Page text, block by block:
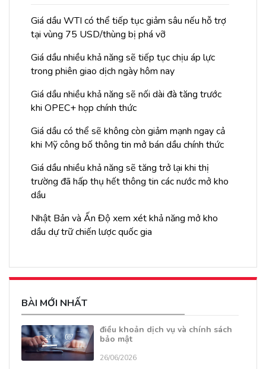
Giá dầu WTI có thể tiếp tục giảm sâu nếu hỗ trợ
tại vùng 75 USD/thùng bị phá vỡ
Giá dầu nhiều khả năng sẽ tiếp tục chịu áp lực
trong phiên giao dịch ngày hôm nay
Giá dầu nhiều khả năng sẽ nối dài đà tăng trước
khi OPEC+ họp chính thức
Giá dầu có thể sẽ không còn giảm mạnh ngay cả
khi Mỹ công bố thông tin mở bán dầu chính thức
Giá dầu nhiều khả năng sẽ tăng trở lại khi thị
trường đã hấp thụ hết thông tin các nước mở kho
dầu
Nhật Bản và Ấn Độ xem xét khả năng mở kho
dầu dự trữ chiến lược quốc gia
BÀI MỚI NHẤT
điều khoản dịch vụ và chính sách
bảo mật
26/06/2026